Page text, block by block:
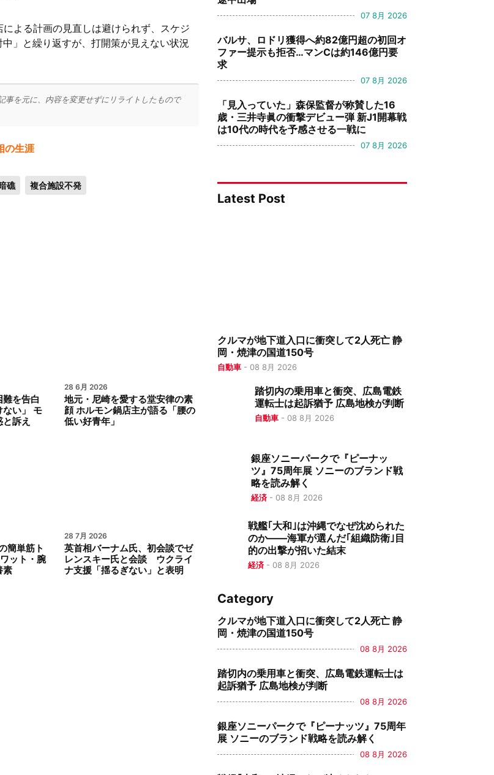
よる計画の見直しは避けられず、スケジ
」と繰り返すが、打開策が見えない状況
事を元に、内容を変更せずにリライトしたもので
の生涯
礁 複合施設不発
を告白
ない」 モ
訴え
28 6月 2026
地元・尼崎を愛する堂安律の素
顔 ホルモン鍋店主が語る「腰の
低い好青年」
簡単筋ト
ット・腕
素
28 7月 2026
英首相バーナム氏、初会談でゼ
レンスキー氏と会談 ウクライ
ナ支援「揺るぎない」と表明
07 8月 2026
バルサ、ロドリ獲得へ約82億円超の初回オ
ファー提示も拒否…マンCは約146億円要
求
07 8月 2026
「見入っていた」森保監督が称賛した16
歳・三井寺眞の衝撃デビュー弾 新J1開幕戦
は10代の時代を予感させる一戦に
07 8月 2026
Latest Post
クルマが地下道入口に衝突して2人死亡 静
岡・焼津の国道150号
自動車 - 08 8月 2026
踏切内の乗用車と衝突、広島電鉄
運転士は起訴猶予 広島地検が判断
自動車 -08 8月 2026
銀座ソニーパークで『ピーナッ
ツ』75周年展 ソニーのブランド戦
略を読み解く
経済 -08 8月 2026
戦艦｢大和｣は沖縄でなぜ沈められた
のか――海軍が選んだ｢組織防衛｣目
的の出撃が招いた結末
経済- 08 8月 2026
Category
クルマが地下道入口に衝突して2人死亡 静
岡・焼津の国道150号
08 8月 2026
踏切内の乗用車と衝突、広島電鉄運転士は
起訴猶予 広島地検が判断
08 8月 2026
銀座ソニーパークで『ピーナッツ』75周年
展 ソニーのブランド戦略を読み解く
08 8月 2026